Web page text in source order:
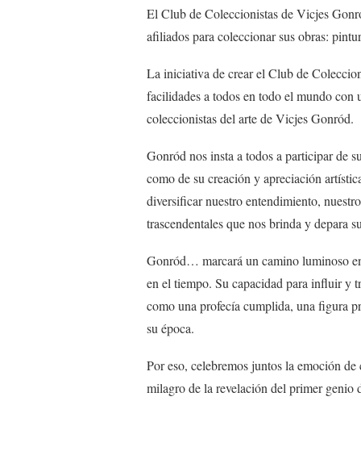
El Club de Coleccionistas de Vicjes
afiliados para coleccionar sus obras:
La iniciativa de crear el Club de
facilidades a todos en todo el mundo
coleccionistas del arte de Vicjes Gonród.
Gonród nos insta a todos a participar de
como de su creación y apreciación
diversificar nuestro entendimiento,
trascendentales que nos brinda y depara
Gonród… marcará un camino luminoso
en el tiempo. Su capacidad para influir y
como una profecía cumplida, una figura
su época.
Por eso, celebremos juntos la emoción
milagro de la revelación del primer